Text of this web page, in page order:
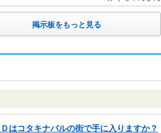
掲示板をもっと見る
はコタキナバルの街で手に入りますか？